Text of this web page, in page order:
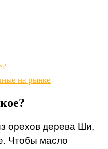
на рынке
орехов дерева Ши,
Чтобы масло